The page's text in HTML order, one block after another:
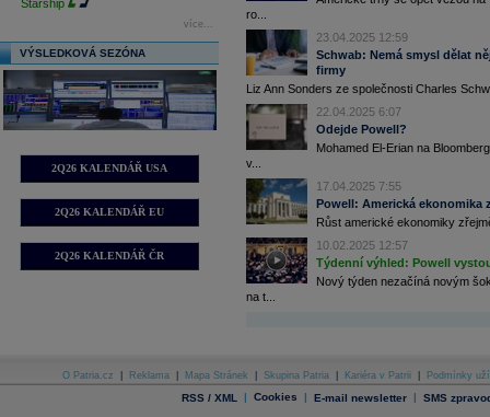
Starship
více...
VÝSLEDKOVÁ SEZÓNA
2Q26 KALENDÁŘ USA
2Q26 KALENDÁŘ EU
2Q26 KALENDÁŘ ČR
ro...
23.04.2025 12:59
Schwab: Nemá smysl dělat
firmy
Liz Ann Sonders ze společnosti Charles
22.04.2025 6:07
Odejde Powell?
Mohamed El-Erian na
v...
17.04.2025 7:55
Powell: Americká ekonomika
Růst americké ekonomiky
10.02.2025 12:57
Týdenní výhled: Powell
Nový týden nezačíná novým
na t...
O Patria.cz Reklama Mapa Stránek Skupina Patria Kariéra v Patrii Podmínky
RSS / XML | Cookies | E-mail newsletter | SMS